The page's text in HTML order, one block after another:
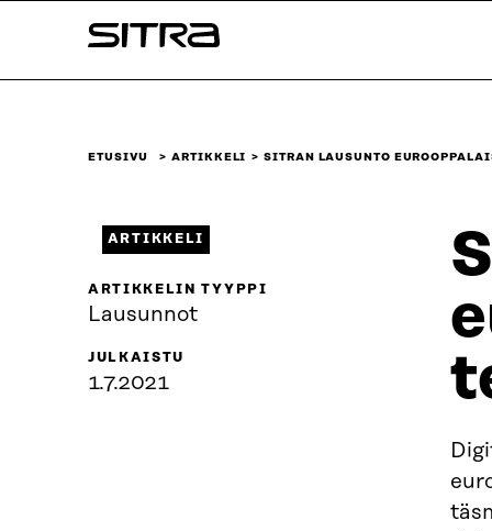
sisältöön
Sitra
ETUSIVU ARTIKKELI SITRAN LAUSUNTO
ARTIKKELI
ARTIKKELIN TYYPPI
Lausunnot
JULKAISTU
1.7.2021